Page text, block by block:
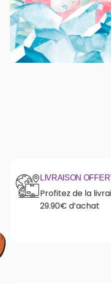
LIVRAISON
Profitez de la
29.90€ d’achat